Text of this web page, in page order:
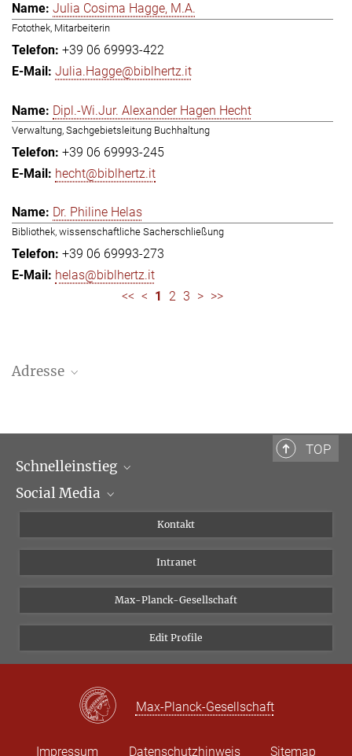
Julia Cosima Hagge, M.A.
Fotothek, Mitarbeiterin
+39 06 69993-422
Julia.Hagge@biblhertz.it
Dipl.-Wi.Jur. Alexander Hagen Hecht
Verwaltung, Sachgebietsleitung Buchhaltung
+39 06 69993-245
hecht@biblhertz.it
Dr. Philine Helas
Bibliothek, wissenschaftliche Sacherschließung
+39 06 69993-273
helas@biblhertz.it
<< < 1 2 3 > >>
Adresse
Tel.: + 39 0669 993 201
TOP
Schnelleinstieg
Wissenschaftliche Abteilungen
Social Media
Instagram
Bluesky
Vimeo
Newsletter
Kontakt
Intranet
Max-Planck-Gesellschaft
Edit Profile
Max-Planck-Gesellschaft
Impressum Datenschutzhinweis Sitemap